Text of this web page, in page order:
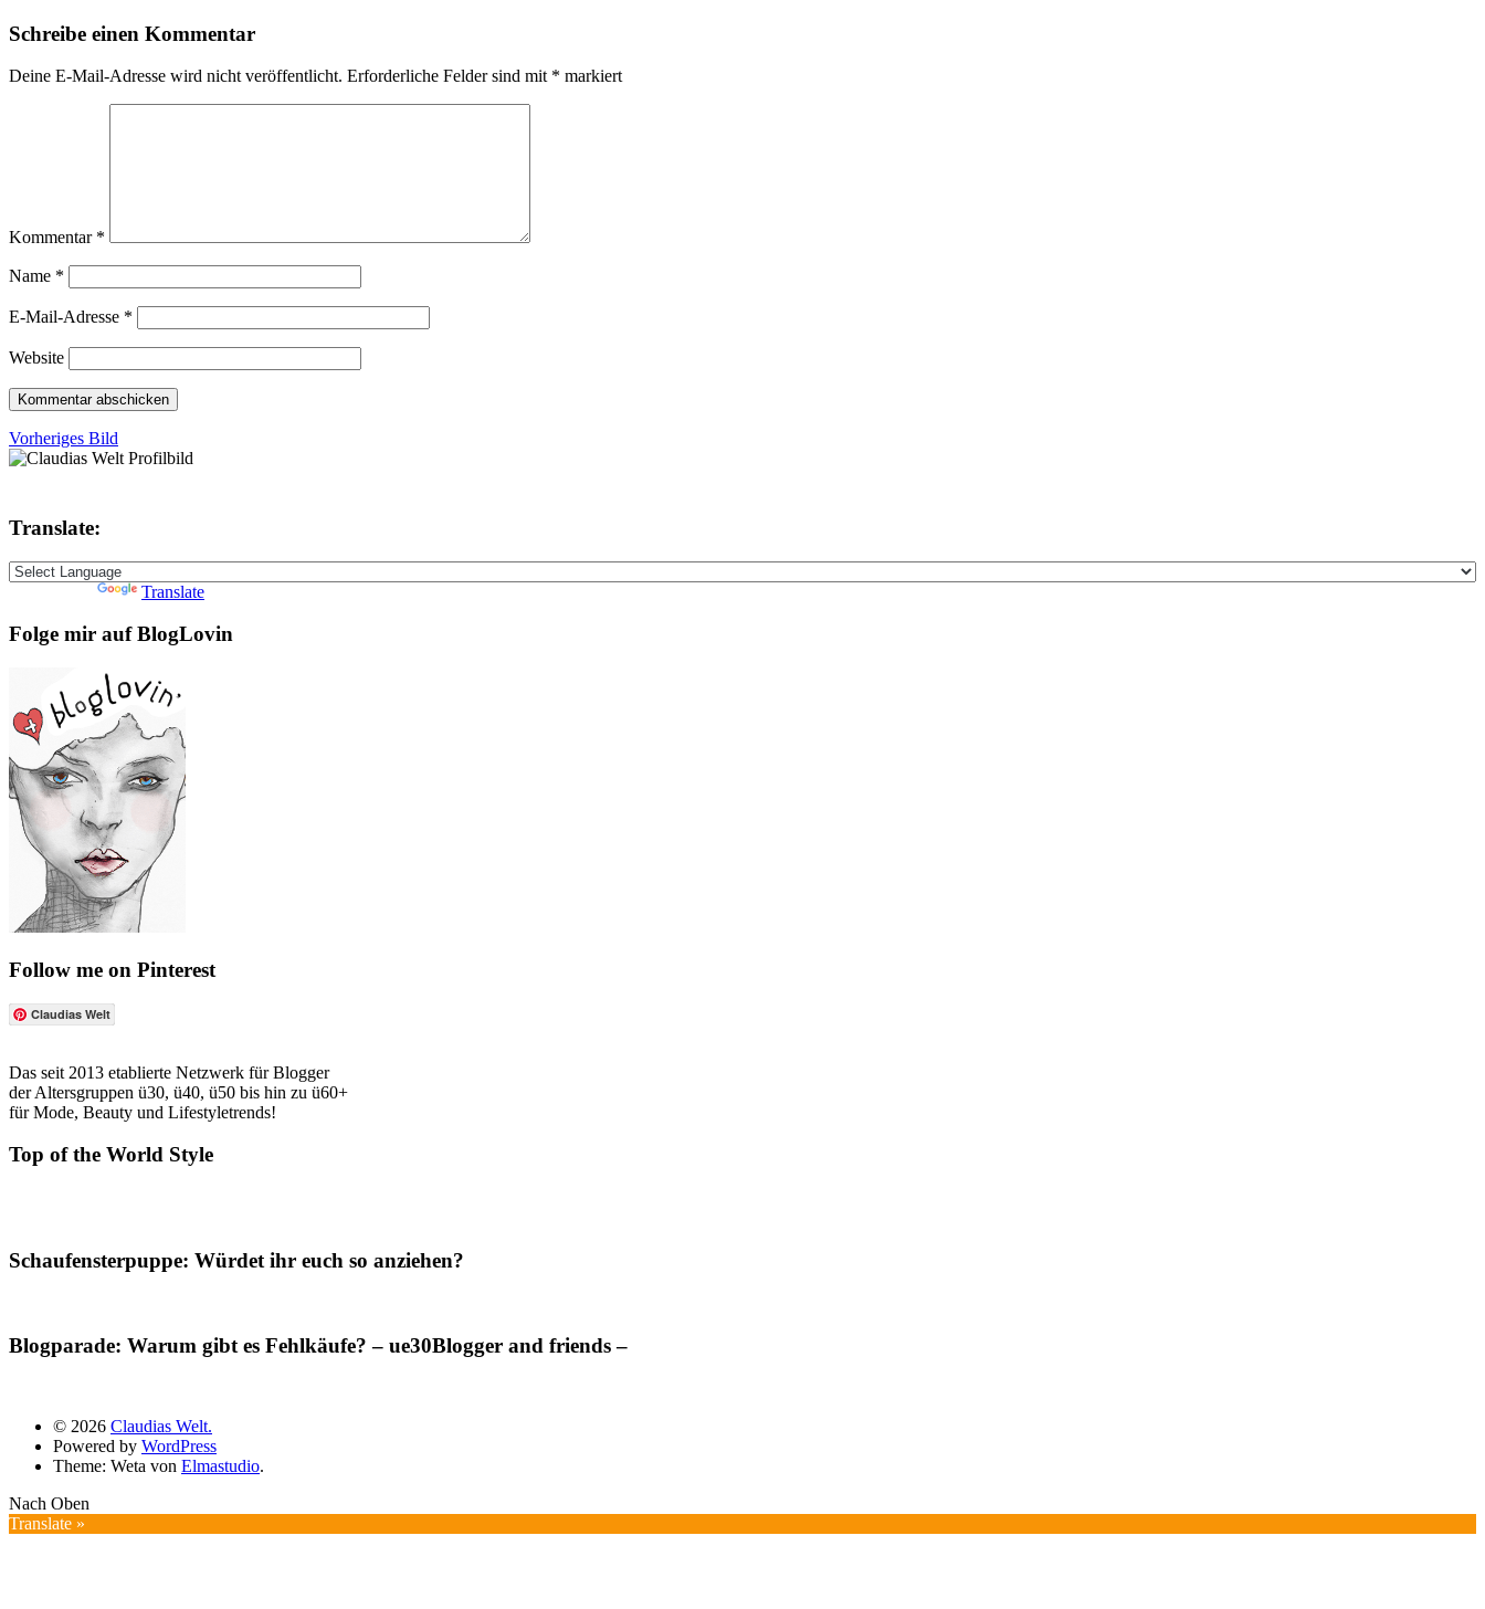
Schreibe einen Kommentar
Deine E-Mail-Adresse wird nicht veröffentlicht. Erforderliche Felder sind mit * markiert
Kommentar *
Name *
E-Mail-Adresse *
Website
Vorheriges Bild
Translate:
Translate
Folge mir auf BlogLovin
Follow me on Pinterest
Claudias Welt
Das seit 2013 etablierte Netzwerk für Blogger
der Altersgruppen ü30, ü40, ü50 bis hin zu ü60+
für Mode, Beauty und Lifestyletrends!
Top of the World Style
Schaufensterpuppe: Würdet ihr euch so anziehen?
Blogparade: Warum gibt es Fehlkäufe? – ue30Blogger and friends –
© 2026 Claudias Welt.
Powered by WordPress
Theme: Weta von Elmastudio.
Nach Oben
Translate »